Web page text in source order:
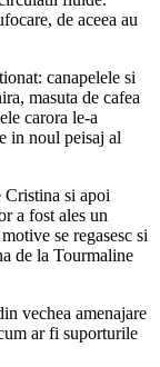
de aceea au
canapelele si
masuta de cafea
carora le-a
in noul peisaj al
si apoi
a fost ales un
se regasesc si
de la Tourmaline
vechea amenajare
ar fi suporturile